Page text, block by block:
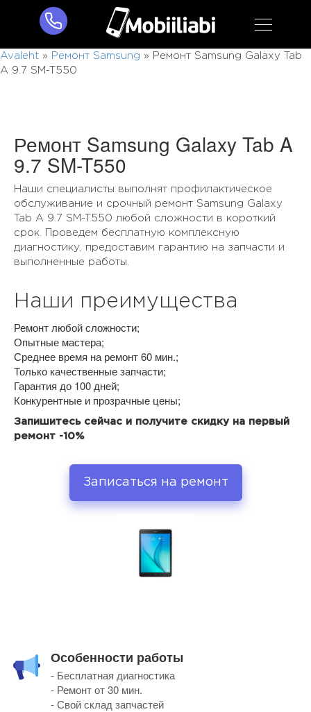
Avaleht » Ремонт Samsung »
Ремонт Samsung Galaxy Tab
A 9.7 SM-T550
Ремонт Samsung Galaxy Tab A
9.7 SM-T550
Наши специалисты выполнят профилактическое
обслуживание и срочный ремонт Samsung Galaxy
Tab A 9.7 SM-T550 любой сложности в короткий
срок. Проведем бесплатную комплексную
диагностику, предоставим гарантию на запчасти и
выполненные работы.
Наши преимущества
Ремонт любой сложности;
Опытные мастера;
Среднее время на ремонт 60 мин.;
Только качественные запчасти;
Гарантия до 100 дней;
Конкурентные и прозрачные цены;
Запишитесь сейчас и получите скидку на первый
ремонт -10%
Записаться на ремонт
Особенности работы
- Бесплатная диагностика
- Ремонт от 30 мин.
- Свой склад запчастей